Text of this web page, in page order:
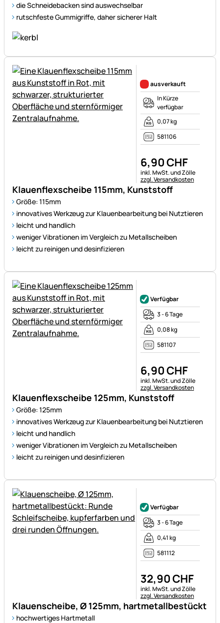
die Schneidebacken sind auswechselbar
rutschfeste Gummigriffe, daher sicherer Halt
Klauenflexscheibe 115mm, Kunststoff
Größe: 115mm
innovatives Werkzeug zur Klauenbearbeitung bei Nutztieren
leicht und handlich
weniger Vibrationen im Vergleich zu Metallscheiben
leicht zu reinigen und desinfizieren
ausverkauft
In Kürze
verfügbar
0,07 kg
581106
6,90CHF
Steuerhinweis:
inkl. MwSt. und Zölle
zzgl. Versandkosten
Klauenflexscheibe 125mm, Kunststoff
Größe: 125mm
innovatives Werkzeug zur Klauenbearbeitung bei Nutztieren
leicht und handlich
weniger Vibrationen im Vergleich zu Metallscheiben
leicht zu reinigen und desinfizieren
Verfügbar
3 - 6 Tage
0,08 kg
581107
6,90CHF
Steuerhinweis:
inkl. MwSt. und Zölle
zzgl. Versandkosten
Klauenscheibe, Ø 125mm, hartmetallbestückt
hochwertiges Hartmetall
Verfügbar
3 - 6 Tage
0,41 kg
581112
32,90CHF
Steuerhinweis:
inkl. MwSt. und Zölle
zzgl. Versandkosten